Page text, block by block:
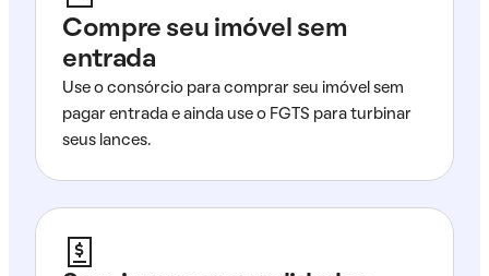
Compre seu imóvel sem
entrada
Use o consórcio para comprar seu imóvel sem
pagar entrada e ainda use o FGTS para turbinar
seus lances.